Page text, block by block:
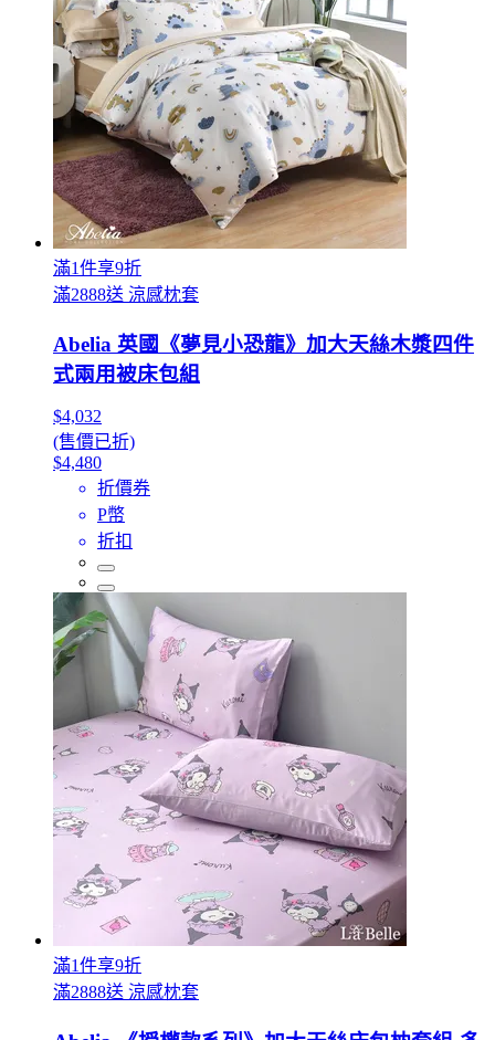
滿1件享9折
滿2888送 涼感枕套
Abelia 英國《夢見小恐龍》加大天絲木漿四件
式兩用被床包組
$4,032
(售價已折)
$4,480
折價券
P幣
折扣
滿1件享9折
滿2888送 涼感枕套